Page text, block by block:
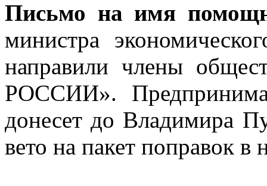
Письмо на имя
министра
направили члены
РОССИИ».
донесет до Владимира
вето на пакет поправок в